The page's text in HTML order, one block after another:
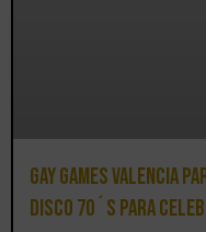
Gay Games Valencia
DISCO 70´S para